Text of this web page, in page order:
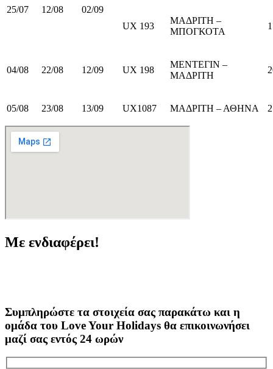
25/07 12/08
02/09
UX 193
ΜΑΔΡΙΤΗ –
ΜΠΟΓΚΟΤΑ
04/08 22/08 12/09 UX 198
ΜΕΝΤΕΓΙΝ –
ΜΑΔΡΙΤΗ
05/08 23/08 13/09 UX1087 ΜΑΔΡΙΤΗ – ΑΘΗΝΑ
Με ενδιαφέρει!
Συμπληρώστε τα στοιχεία σας παρακάτω και η
ομάδα του Love Your Holidays θα επικοινωνήσει
μαζί σας εντός 24 ωρών